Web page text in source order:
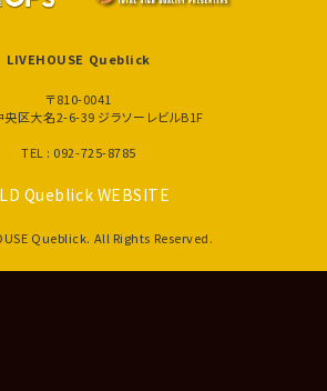
LIVEHOUSE Queblick
〒810-0041
区大名2-6-39 ジラソーレビルB1F
TEL : 092-725-8785
Queblick WEBSITE
Queblick. All Rights Reserved.